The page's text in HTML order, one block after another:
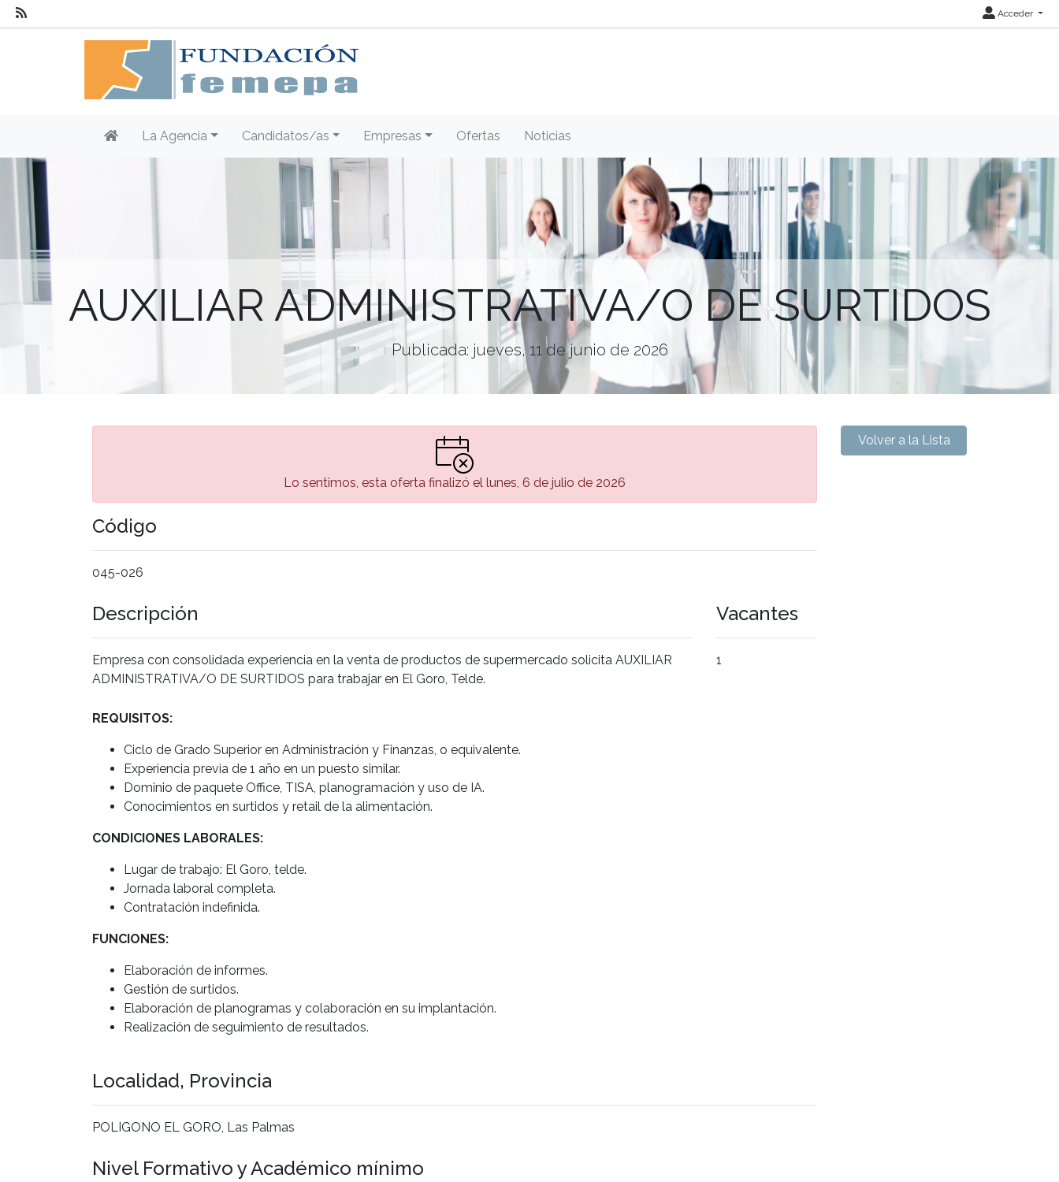
Acceder
La Agencia Candidatos/as Empresas Ofertas Noticias
AUXILIAR ADMINISTRATIVA/O DE SURTIDOS
Publicada: jueves, 11 de junio de 2026
Lo sentimos, esta oferta finalizó el lunes, 6 de julio de 2026
Código
045-026
Descripción
Empresa con consolidada experiencia en la venta de productos de supermercado solicita AUXILIAR
ADMINISTRATIVA/O DE SURTIDOS para trabajar en El Goro, Telde.
Vacantes
1
REQUISITOS:
Ciclo de Grado Superior en Administración y Finanzas, o equivalente.
Experiencia previa de 1 año en un puesto similar.
Dominio de paquete Office, TISA, planogramación y uso de IA.
Conocimientos en surtidos y retail de la alimentación.
CONDICIONES LABORALES:
Lugar de trabajo: El Goro, telde.
Jornada laboral completa.
Contratación indefinida.
FUNCIONES:
Elaboración de informes.
Gestión de surtidos.
Elaboración de planogramas y colaboración en su implantación.
Realización de seguimiento de resultados.
Localidad, Provincia
POLIGONO EL GORO, Las Palmas
Nivel Formativo y Académico mínimo
Volver a la Lista